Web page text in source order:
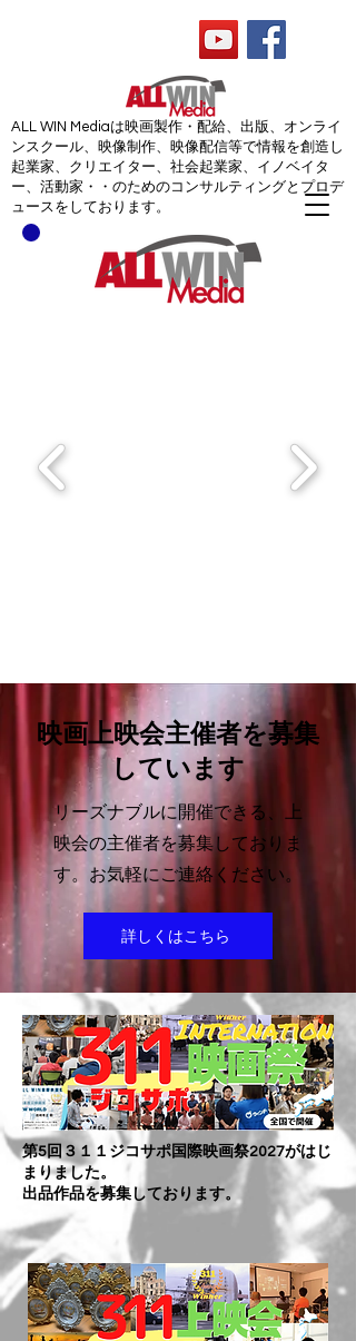
ALL WIN Mediaは映画製作・配給、出版、オンライ
ンスクール、映像制作、映像配信等で情報を創造し
起業家、クリエイター、社会起業家、イノベイタ
ー、活動家・・のためのコンサルティングとプロデ
ュースをしております。
映画上映会主催者を募集
しています
リーズナブルに開催できる、
上
映会の主催者を募集 しておりま
す。​お気軽にご連絡ください。
詳しくはこちら
第5回３１１ジコサポ国際映画祭2027がはじ
まりました。
​出品作品を募集しております。